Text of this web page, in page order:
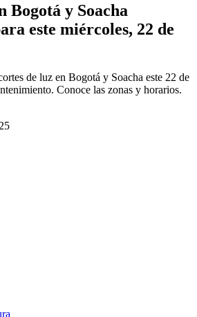
Bogotá y Soacha
este miércoles, 22 de
de luz en Bogotá y Soacha este 22 de
Conoce las zonas y horarios.